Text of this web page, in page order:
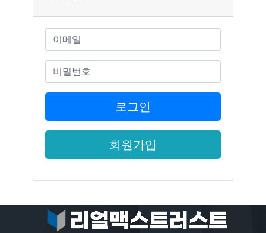
로그인
회원가입